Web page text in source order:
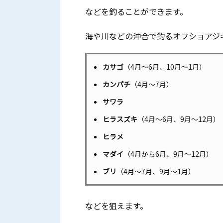
などを釣ることができます。
海や川などの沖合で釣るオフショアジ
カサゴ （4月〜6月、10月〜1月）
カンパチ （4月〜7月）
サワラ
ヒラスズキ （4月〜6月、9月〜12月）
ヒラメ
マダイ （4月から6月、9月〜12月）
ブリ （4月〜7月、9月〜1月）
などを狙えます。